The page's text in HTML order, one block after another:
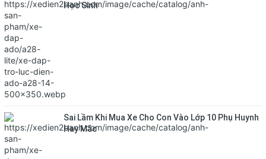
Học Sinh
Sai Lầm Khi Mua Xe Cho Con Vào Lớp 10 Phụ Huynh
Hay Mắc